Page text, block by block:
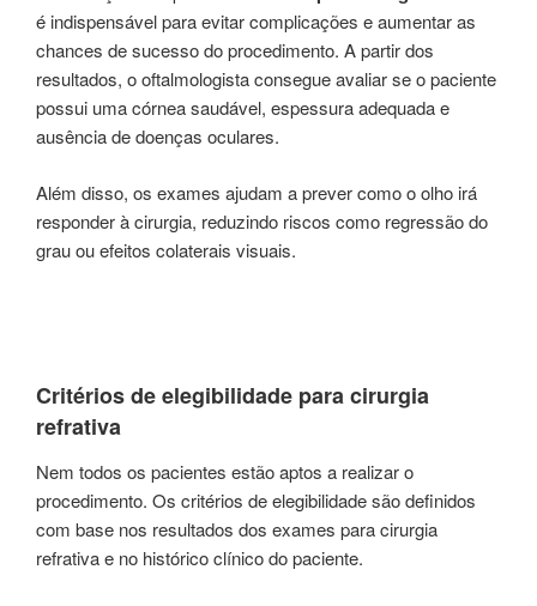
é indispensável para evitar complicações e aumentar as
chances de sucesso do procedimento. A partir dos
resultados, o oftalmologista consegue avaliar se o paciente
possui uma córnea saudável, espessura adequada e
ausência de doenças oculares.
Além disso, os exames ajudam a prever como o olho irá
responder à cirurgia, reduzindo riscos como regressão do
grau ou efeitos colaterais visuais.
Critérios de elegibilidade para cirurgia
refrativa
Nem todos os pacientes estão aptos a realizar o
procedimento. Os critérios de elegibilidade são definidos
com base nos resultados dos exames para cirurgia
refrativa e no histórico clínico do paciente.